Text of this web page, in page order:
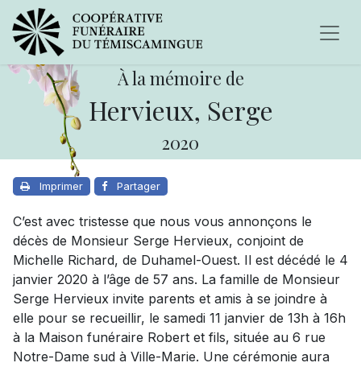
À la mémoire de
Hervieux, Serge
2020
Imprimer Partager
C’est avec tristesse que nous vous annonçons le
décès de Monsieur Serge Hervieux, conjoint de
Michelle Richard, de Duhamel-Ouest. Il est décédé le 4
janvier 2020 à l’âge de 57 ans. La famille de Monsieur
Serge Hervieux invite parents et amis à se joindre à
elle pour se recueillir, le samedi 11 janvier de 13h à 16h
à la Maison funéraire Robert et fils, située au 6 rue
Notre-Dame sud à Ville-Marie. Une cérémonie aura